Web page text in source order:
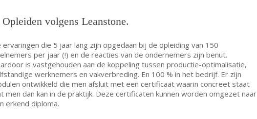
Opleiden volgens Leanstone.
ervaringen die 5 jaar lang zijn opgedaan bij de opleiding van 150
per jaar (!) en de reacties van de ondernemers zijn benut.
is vastgehouden aan de koppeling tussen productie-optimalisatie,
werknemers en vakverbreding. En 100 % in het bedrijf. Er zijn
ontwikkeld die men afsluit met een certificaat waarin concreet staat
men dan kan in de praktijk. Deze certificaten kunnen worden omgezet naar
erkend diploma.